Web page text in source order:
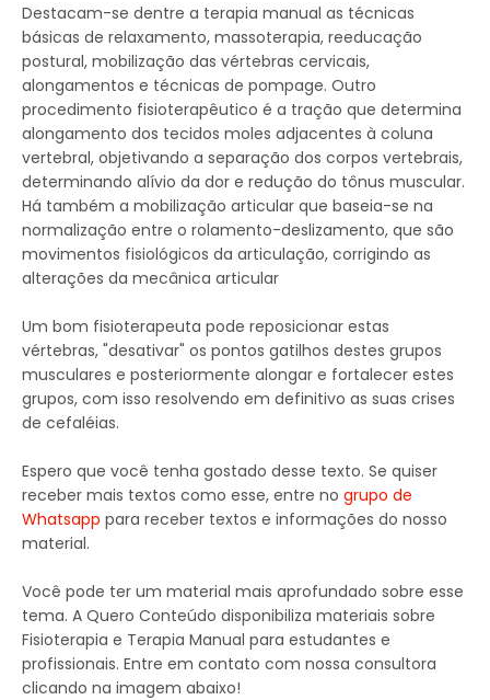
Destacam-se dentre a terapia manual as técnicas
básicas de relaxamento, massoterapia, reeducação
postural, mobilização das vértebras cervicais,
alongamentos e técnicas de pompage. Outro
procedimento fisioterapêutico é a tração que determina
alongamento dos tecidos moles adjacentes à coluna
vertebral, objetivando a separação dos corpos vertebrais,
determinando alívio da dor e redução do tônus muscular.
Há também a mobilização articular que baseia-se na
normalização entre o rolamento-deslizamento, que são
movimentos fisiológicos da articulação, corrigindo as
alterações da mecânica articular
Um bom fisioterapeuta pode reposicionar estas
vértebras, "desativar" os pontos gatilhos destes grupos
musculares e posteriormente alongar e fortalecer estes
grupos, com isso resolvendo em definitivo as suas crises
de cefaléias.
Espero que você tenha gostado desse texto. Se quiser
receber mais textos como esse, entre no grupo de
Whatsapp para receber textos e informações do nosso
material.
Você pode ter um material mais aprofundado sobre esse
tema. A Quero Conteúdo disponibiliza materiais sobre
Fisioterapia e Terapia Manual para estudantes e
profissionais. Entre em contato com nossa consultora
clicando na imagem abaixo!